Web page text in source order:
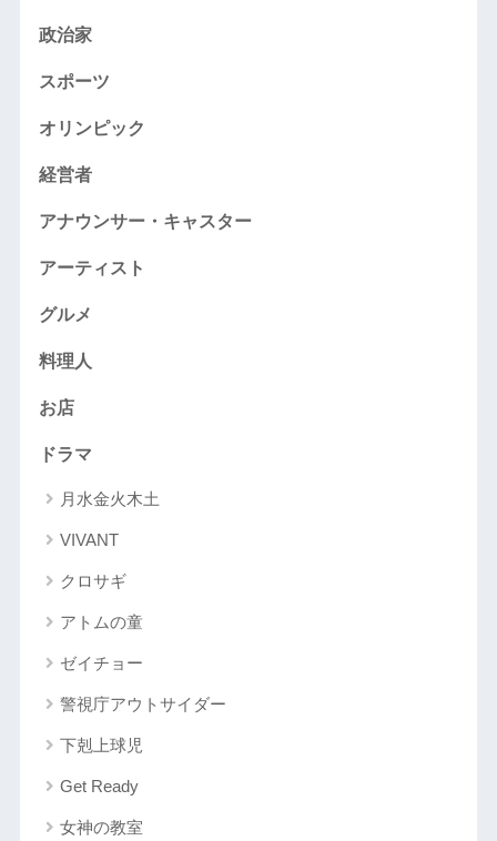
政治家
スポーツ
オリンピック
経営者
アナウンサー・キャスター
アーティスト
グルメ
料理人
お店
ドラマ
月水金火木土
VIVANT
クロサギ
アトムの童
ゼイチョー
警視庁アウトサイダー
下剋上球児
Get Ready
女神の教室